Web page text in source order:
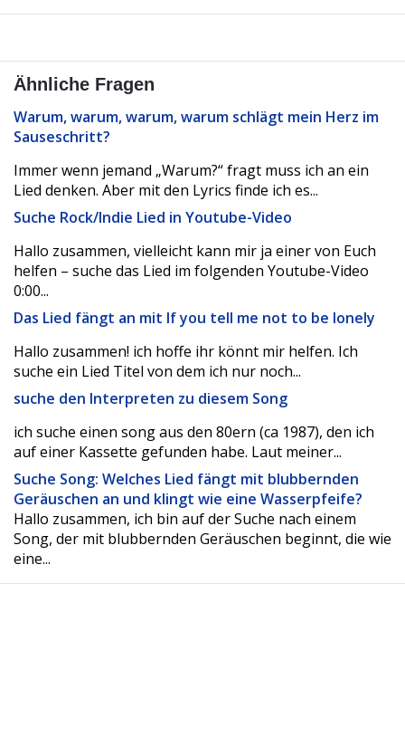
Ähnliche Fragen
Warum, warum, warum, warum schlägt mein Herz im
Sauseschritt?
Immer wenn jemand „Warum?“ fragt muss ich an ein
Lied denken. Aber mit den Lyrics finde ich es...
Suche Rock/Indie Lied in Youtube-Video
Hallo zusammen, vielleicht kann mir ja einer von Euch
helfen – suche das Lied im folgenden Youtube-Video
0:00...
Das Lied fängt an mit If you tell me not to be lonely
Hallo zusammen! ich hoffe ihr könnt mir helfen. Ich
suche ein Lied Titel von dem ich nur noch...
suche den Interpreten zu diesem Song
ich suche einen song aus den 80ern (ca 1987), den ich
auf einer Kassette gefunden habe. Laut meiner...
Suche Song: Welches Lied fängt mit blubbernden
Geräuschen an und klingt wie eine Wasserpfeife?
Hallo zusammen, ich bin auf der Suche nach einem
Song, der mit blubbernden Geräuschen beginnt, die wie
eine...